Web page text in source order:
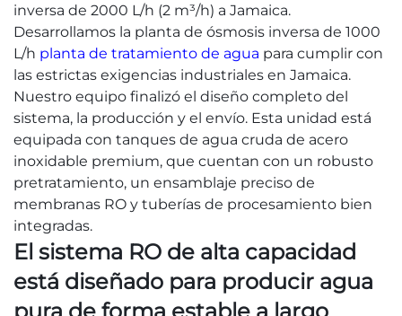
inversa de 2000 L/h (2 m³/h) a Jamaica.
Desarrollamos la planta de ósmosis inversa de 1000
L/h planta de tratamiento de agua para cumplir con
las estrictas exigencias industriales en Jamaica.
Nuestro equipo finalizó el diseño completo del
sistema, la producción y el envío. Esta unidad está
equipada con tanques de agua cruda de acero
inoxidable premium, que cuentan con un robusto
pretratamiento, un ensamblaje preciso de
membranas RO y tuberías de procesamiento bien
integradas.
El sistema RO de alta capacidad
está diseñado para producir agua
pura de forma estable a largo